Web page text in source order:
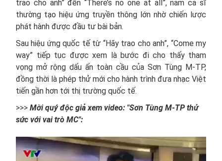
trao cho anh” đến “There’s no one at all”, nam ca sĩ
thường tạo hiệu ứng truyền thông lớn nhờ chiến lược
phát hành được đầu tư bài bản.
Sau hiệu ứng quốc tế từ “Hãy trao cho anh”, “Come my
way” tiếp tục được xem là bước đi cho thấy tham
vọng mở rộng dấu ấn toàn cầu của Sơn Tùng M-TP,
đồng thời là phép thử mới cho hành trình đưa nhạc Việt
tiến gần hơn tới thị trường quốc tế.
>>> Mời quý độc giả xem video: "Sơn Tùng M-TP thử
sức với vai trò MC":